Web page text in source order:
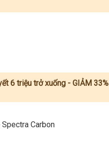
6 triệu trở xuống - GIẢM 33%
Carbon